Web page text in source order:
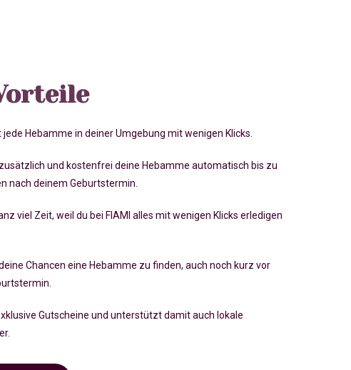
jede Hebamme in deiner Umgebung mit wenigen Klicks.
und kostenfrei deine Hebamme automatisch bis zu
nach deinem Geburtstermin.
viel Zeit, weil du bei FIAMI alles mit wenigen Klicks erledigen
Chancen eine Hebamme zu finden, auch noch kurz vor
Gutscheine und unterstützt damit auch lokale